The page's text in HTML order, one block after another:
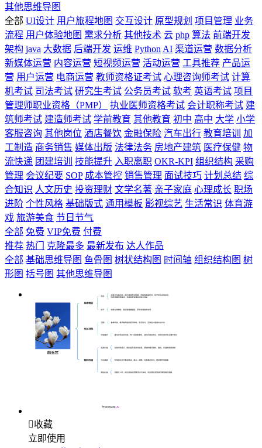
其他思维导图
全部 UI设计 用户旅程地图 交互设计 原型规划 项目管理 业务
流程 用户体验地图 需求分析 其他技术 云 php 算法 前端开发
架构 java 大数据 后端开发 运维 Python AI 渠道运营 数据分析
新媒体运营 内容运营 短视频运营 活动运营 工具推荐 产品运
营 用户运营 电商运营 教师资格证考试 心理咨询师考试 计算
机考试 司法考试 研究生考试 公务员考试 软考 英语考试 项目
管理师职业资格（PMP）
执业医师资格考试 会计职称考试 建
筑师考试 建造师考试 学前教育 其他教育 初中 高中 大学 小学
客服咨询 其他岗位 酒店餐饮 金融保险 汽车出行 教育培训
加
工制造 商务销售 媒体出版 法律法务 房地产建筑 医疗保健 物
流快递 团建培训 技能提升 入职离职 OKR-KPI 组织结构 采购
管理 会议纪要 SOP 成本管控 销售管理 面试技巧 计划总结 综
合知识 人文历史 投资理财 文学名著 亲子家庭 心理成长 职场
进阶 个性风格 基础版式 通用模板 影视综艺 生活常识 体育游
戏 旅游美食 节日节气
全部 免费 VIP免费 付费
推荐 热门 克隆最多 最新发布 达人作品
全部 基础思维导图 鱼骨图 树状结构图 时间轴 组织结构图 树
形图 括号图 其他思维导图
收藏
立即使用